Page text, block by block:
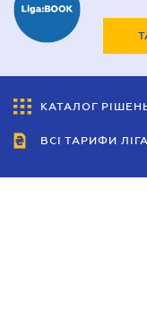
КАТАЛОГ
ВСІ ТАРИФИ